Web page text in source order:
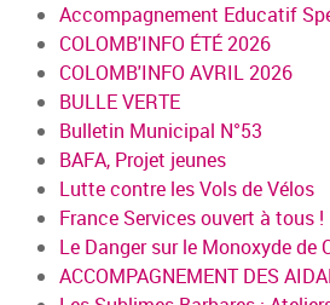
Accompagnement Educatif
COLOMB'INFO ÉTÉ 2026
COLOMB'INFO AVRIL 2026
BULLE VERTE
Bulletin Municipal N°53
BAFA, Projet jeunes
Lutte contre les Vols de Vélos
France Services ouvert à tous !
Le Danger sur le Monoxyde de
ACCOMPAGNEMENT DES